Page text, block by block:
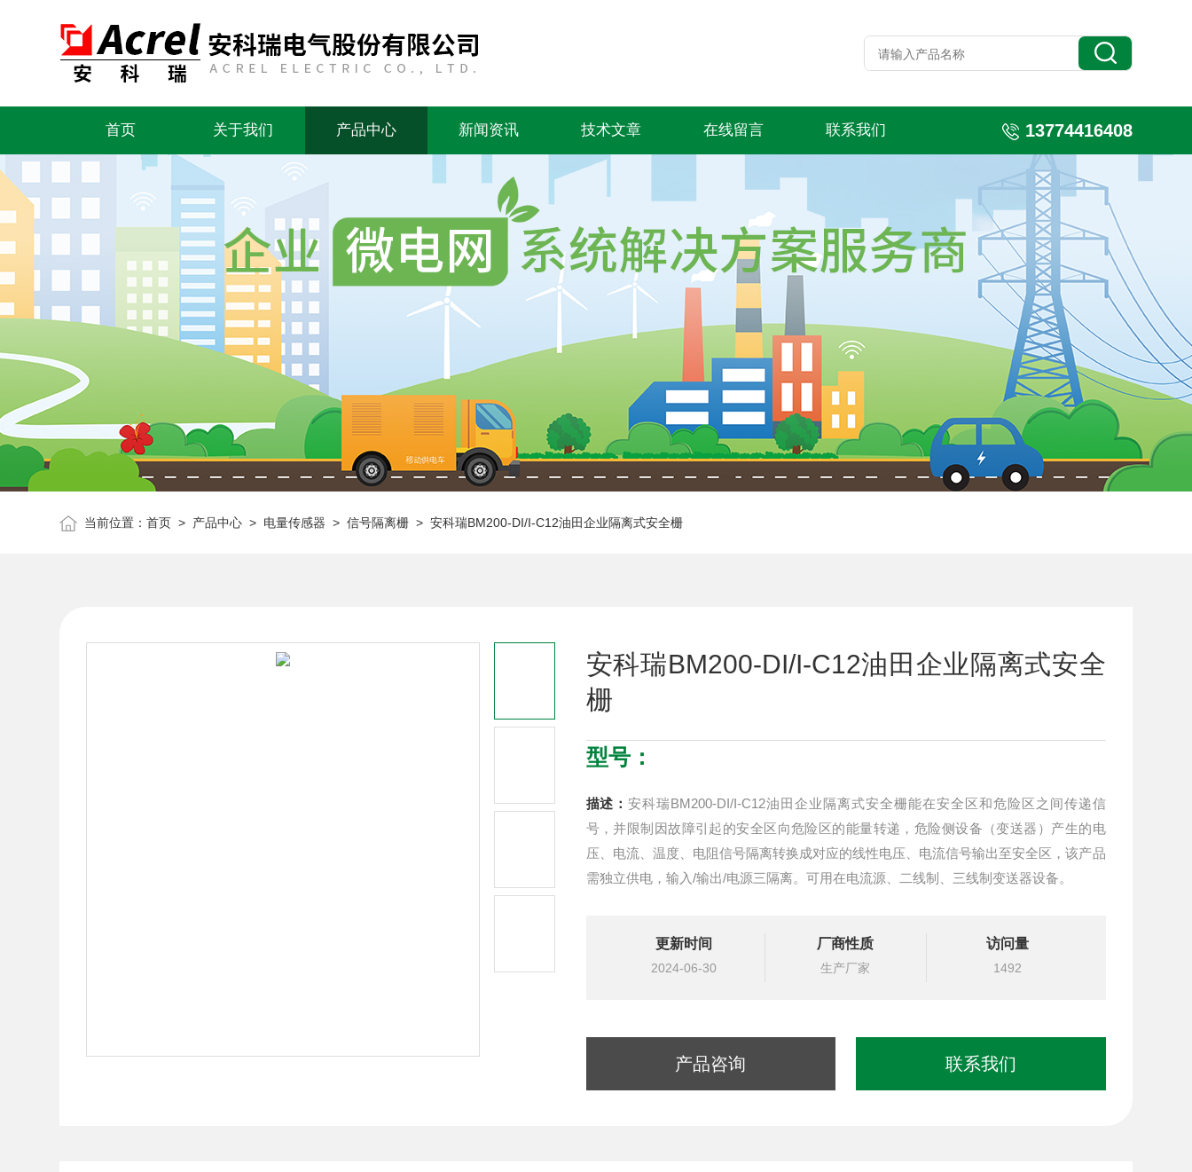
首页 关于我们 产品中心 新闻资讯 技术文章 在线留言 联系我们 13774416408
当前位置：首页 > 产品中心 > 电量传感器 >信号隔离栅 > 安科瑞BM200-DI/I-C12油田企业隔离式安全栅
安科瑞BM200-DI/I-C12油田企业隔离式安全
栅
型号：
描述： 安科瑞BM200-DI/I-C12油田企业隔离式安全栅能在安全区和危险区之间传递信
号，并限制因故障引起的安全区向危险区的能量转递，危险侧设备（变送器）产生的电
压、电流、温度、电阻信号隔离转换成对应的线性电压、电流信号输出至安全区，该产品
需独立供电，输入/输出/电源三隔离。可用在电流源、二线制、三线制变送器设备。
更新时间
2024-06-30
厂商性质
生产厂家
访问量
1492
产品咨询 联系我们